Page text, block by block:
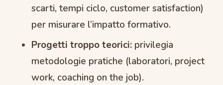
scarti, tempi ciclo, customer satisfaction)
per misurare l’impatto formativo.
Progetti troppo teorici: privilegia
metodologie pratiche (laboratori, project
work, coaching on the job).